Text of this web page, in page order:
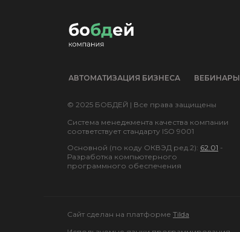
ВЕБИНАРЫ
АВТОМАТИЗАЦИЯ БИЗНЕСА
© 2025 БОБДЕЙ | Все права защищены
Основной (по коду ОКВЭД ред.2): 62.01 -
Разработка компьютерного
программного обеспечения
Система менеджмента качества компании
соответствует стандарту ISO 9001
Cайт сделан на платформе Tilda